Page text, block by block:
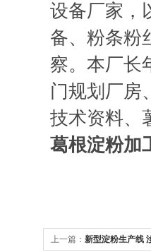
设备厂家，
备、粉条粉
察。本厂长
门规划厂房
技术资料、
葛根淀粉加
上一篇： 新型淀粉生产线